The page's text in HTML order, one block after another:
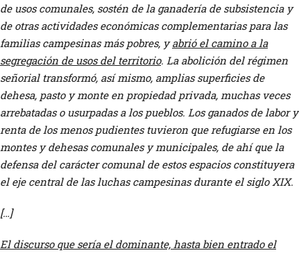
de usos comunales, sostén de la ganadería de subsistencia y
de otras actividades económicas complementarias para las
familias campesinas más pobres, yabrió el camino a la
segregación de usos del territorio. La abolición del régimen
señorial transformó, así mismo, amplias superficies de
dehesa, pasto y monte en propiedad privada, muchas veces
arrebatadas o usurpadas a los pueblos. Los ganados de labor y
renta de los menos pudientes tuvieron que refugiarse en los
montes y dehesas comunales y municipales, de ahí que la
defensa del carácter comunal de estos espacios constituyera
el eje central de las luchas campesinas durante el siglo XIX.
[…]
El discurso que sería el dominante, hasta bien entrado el